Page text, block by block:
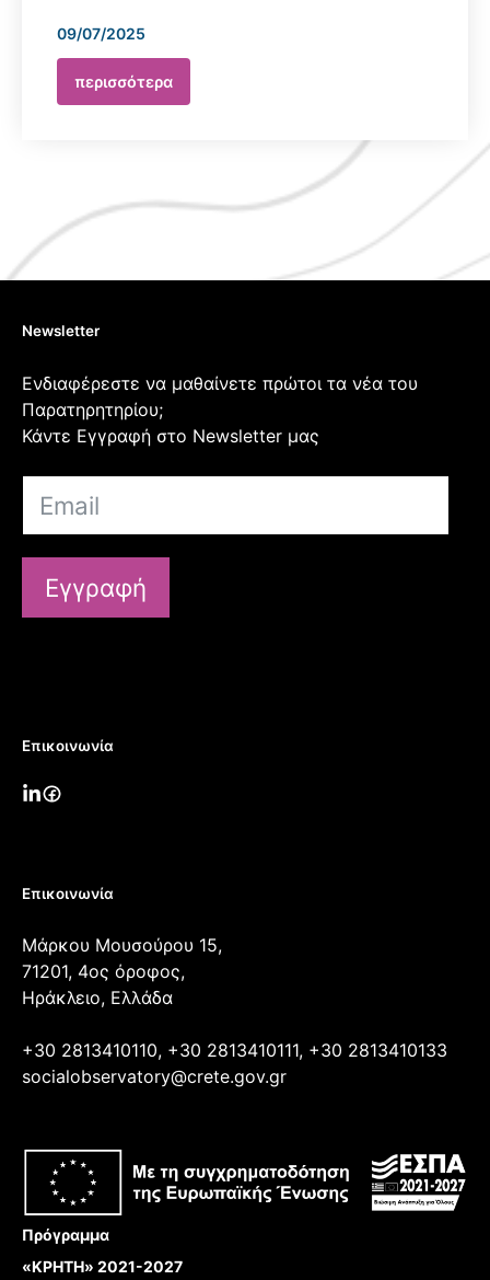
09/07/2025
περισσότερα
Newsletter
Ενδιαφέρεστε να μαθαίνετε πρώτοι τα νέα του
Παρατηρητηρίου;
Κάντε Εγγραφή στο Newsletter μας
Εγγραφή
Επικοινωνία
Επικοινωνία
Μάρκου Μουσούρου 15,
71201, 4ος όροφος,
Ηράκλειο, Ελλάδα
+30 2813410110, +30 2813410111, +30 2813410133
socialobservatory@crete.gov.gr
Πρόγραμμα
«ΚΡΗΤΗ» 2021-2027